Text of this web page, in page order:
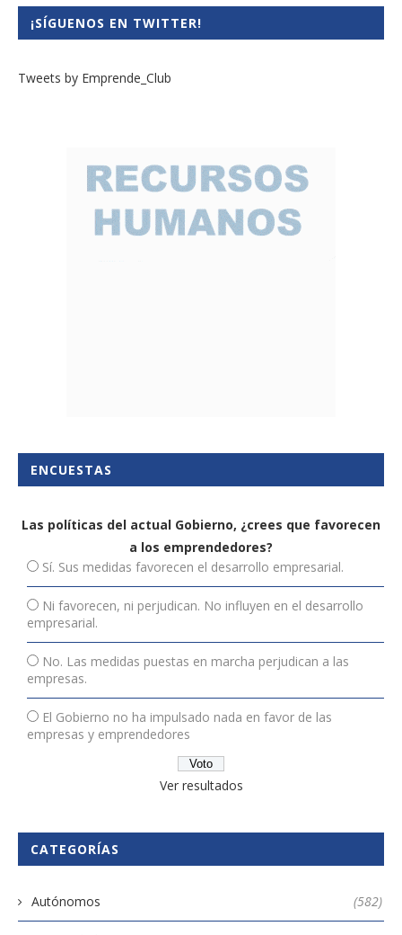
¡SÍGUENOS EN TWITTER!
Tweets by Emprende_Club
ENCUESTAS
Las políticas del actual Gobierno, ¿crees que favorecen
a los emprendedores?
Sí. Sus medidas favorecen el desarrollo empresarial.
Ni favorecen, ni perjudican. No influyen en el desarrollo
empresarial.
No. Las medidas puestas en marcha perjudican a las
empresas.
El Gobierno no ha impulsado nada en favor de las
empresas y emprendedores
Ver resultados
CATEGORÍAS
Autónomos (582)